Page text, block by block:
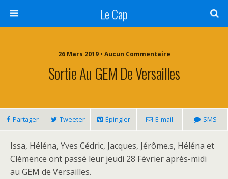
Le Cap
26 Mars 2019 • Aucun Commentaire
Sortie Au GEM De Versailles
Partager Tweeter Épingler E-mail SMS
Issa, Héléna, Yves Cédric, Jacques, Jérôme.s, Héléna et
Clémence ont passé leur jeudi 28 Février après-midi
au GEM de Versailles.